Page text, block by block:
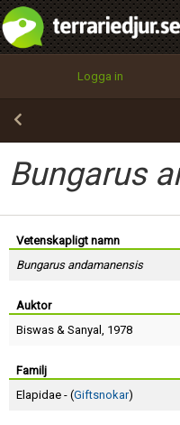
Logga in
Bungarus
Vetenskapligt namn
Bungarus andamanensis
Auktor
Biswas & Sanyal , 1978
Familj
Elapidae - (Giftsnokar)
integritetspolicy
Namn:
Epost:
Användarnamn:
Lösenord:
Terms of Service
Begär nytt lösenord